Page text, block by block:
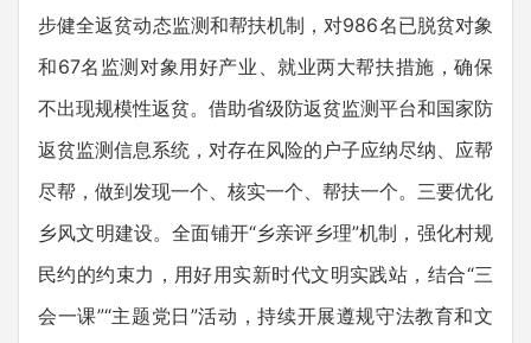
步健全返贫动态监测和帮扶机制，对986名已脱贫对象
和67名监测对象用好产业、就业两大帮扶措施，确保
不出现规模性返贫。借助省级防返贫监测平台和国家防
返贫监测信息系统，对存在风险的户子应纳尽纳、应帮
尽帮，做到发现一个、核实一个、帮扶一个。三要优化
乡风文明建设。全面铺开“乡亲评乡理”机制，强化村规
民约的约束力，用好用实新时代文明实践站，结合“三
会一课”“主题党日”活动，持续开展遵规守法教育和文